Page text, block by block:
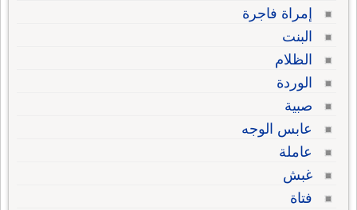
إمراة فاجرة
البنت
الظلام
الوردة
صبية
عابس الوجه
عاملة
غبش
فتاة